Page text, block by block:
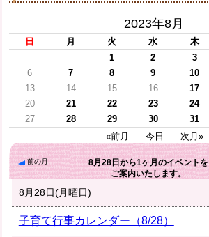
2023年8月
日 月 火 水 木
1
2 3
6
7 8 9 10
13
14 15 16 17
20
21 22 23 24
27
28 29 30
31
«前月
今日 次月»
前の月 8月28日 から1ヶ月のイベントを
ご案内いたします。
8月28日(月曜日)
子育て行事カレンダー（8/28）